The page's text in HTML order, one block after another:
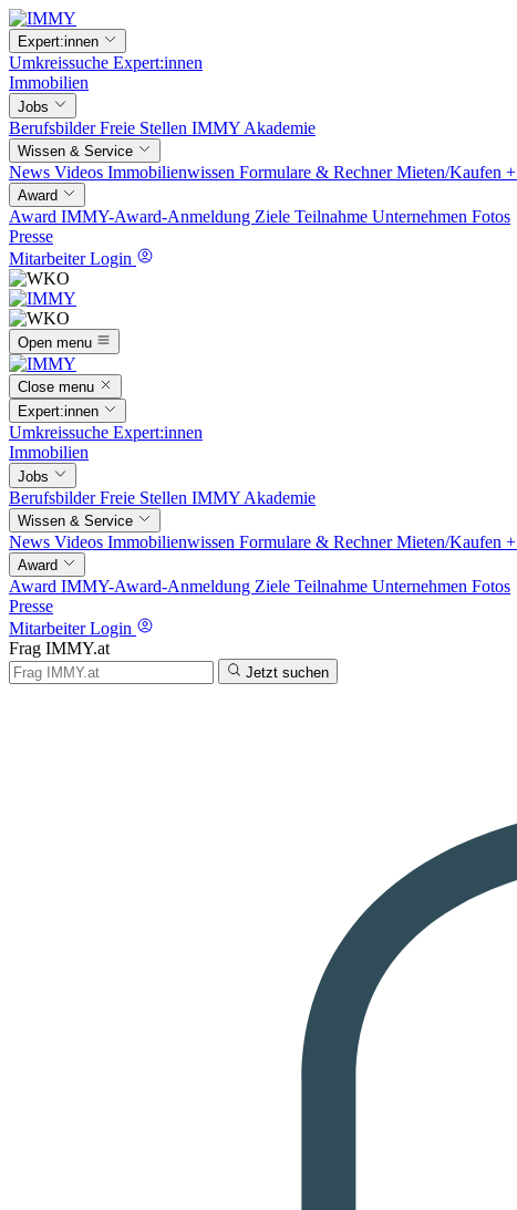
Expert:innen
Umkreissuche Expert:innen
Immobilien
Jobs
BerufsbilderFreie Stellen IMMY Akademie
Wissen & Service
News Videos Immobilienwissen Formulare & RechnerMieten/Kaufen +
Award
Award IMMY-Award-Anmeldung Ziele Teilnahme Unternehmen Fotos
Presse
Mitarbeiter Login
Open menu
Close menu
Expert:innen
Umkreissuche Expert:innen
Immobilien
Jobs
BerufsbilderFreie Stellen IMMY Akademie
Wissen & Service
News Videos Immobilienwissen Formulare & RechnerMieten/Kaufen +
Award
Award IMMY-Award-Anmeldung Ziele Teilnahme Unternehmen Fotos
Presse
Mitarbeiter Login
Frag IMMY.at
Jetzt suchen